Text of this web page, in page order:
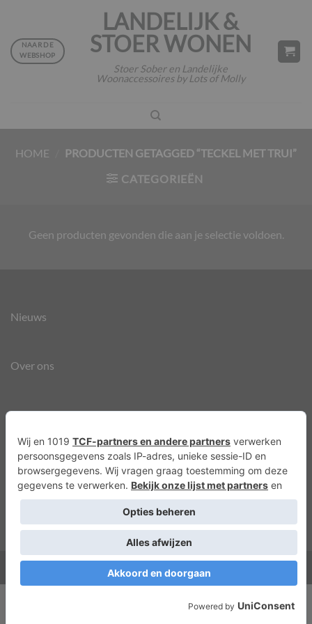
inhoud
LANDELIJK &
STOER WONEN
Stoer Sober en Landelijke
Woonaccessoires by Lots of Molly
NAAR DE
WEBSHOP
HOME
PRODUCTEN GETAGGED “TECKEL MET TRUI”
CATEGORIEËN
Geen producten gevonden die aan je selectie voldoen.
Nieuws
Over ons
Agenda
Privacyverklaring